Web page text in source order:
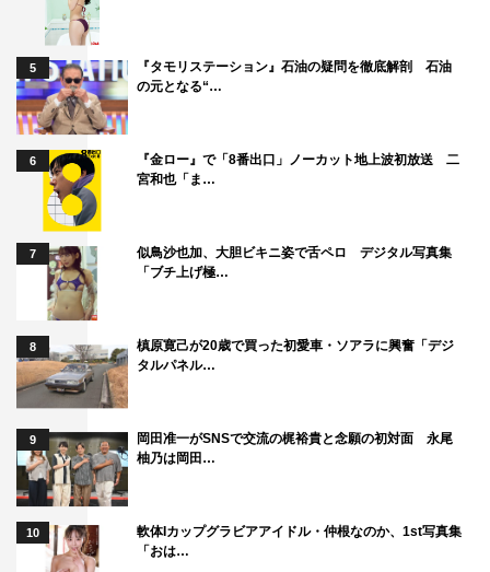
5
『タモリステーション』石油の疑問を徹底解剖 石油
の元となる“…
6
『金ロー』で「8番出口」ノーカット地上波初放送 二
宮和也「ま…
7
似鳥沙也加、大胆ビキニ姿で舌ペロ デジタル写真集
「ブチ上げ極…
8
槙原寛己が20歳で買った初愛車・ソアラに興奮「デジ
タルパネル…
9
岡田准一がSNSで交流の梶裕貴と念願の初対面 永尾
柚乃は岡田…
10
軟体Iカップグラビアアイドル・仲根なのか、1st写真集
「おは…